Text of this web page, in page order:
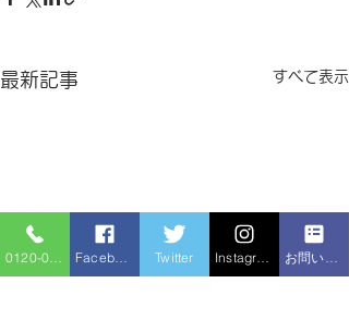
最新記事 すべて表示
Twitter